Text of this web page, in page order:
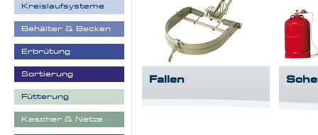
Fallen
Kreislaufsysteme
Behälter & Becken
Erbrütung
Sortierung
Fütterung
Kescher & Netze